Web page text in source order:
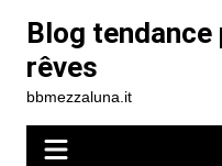
contenu
Blog
rêves
bbmezzaluna.it